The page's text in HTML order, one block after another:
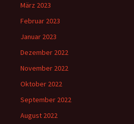
März 2023
Februar 2023
Januar 2023
Dezember 2022
November 2022
Oktober 2022
September 2022
August 2022